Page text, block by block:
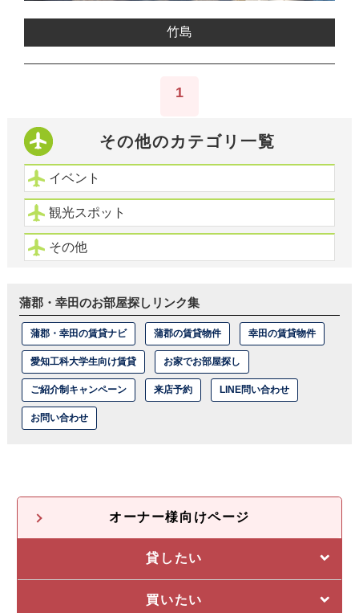
竹島
1
その他のカテゴリ一覧
イベント
観光スポット
その他
蒲郡・幸田のお部屋探しリンク集
蒲郡・幸田の賃貸ナビ 蒲郡の賃貸物件 幸田の賃貸物件
愛知工科大学生向け賃貸 お家でお部屋探し
ご紹介制キャンペーン 来店予約 LINE問い合わせ
お問い合わせ
オーナー様向けページ
貸したい
選ばれる5つの理由
買いたい